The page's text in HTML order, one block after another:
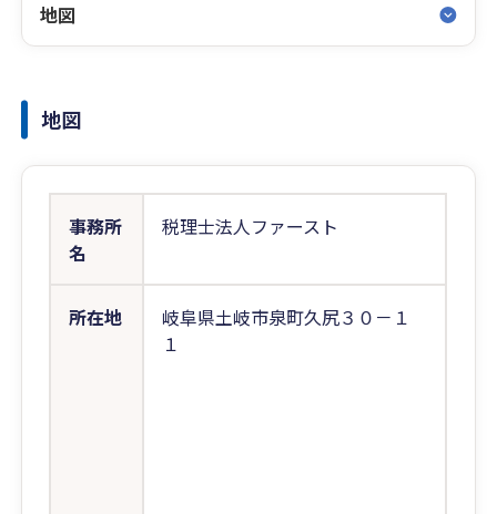
地図
地図
事務所
名
税理士法人ファースト
所在地
岐阜県土岐市泉町久尻３０－１
１